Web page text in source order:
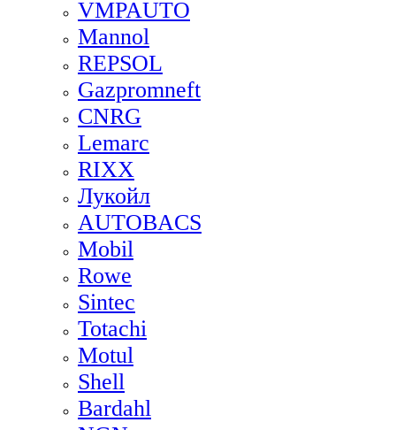
VMPAUTO
Mannol
REPSOL
Gazpromneft
CNRG
Lemarc
RIXX
Лукойл
AUTOBACS
Mobil
Rowe
Sintec
Totachi
Motul
Shell
Bardahl